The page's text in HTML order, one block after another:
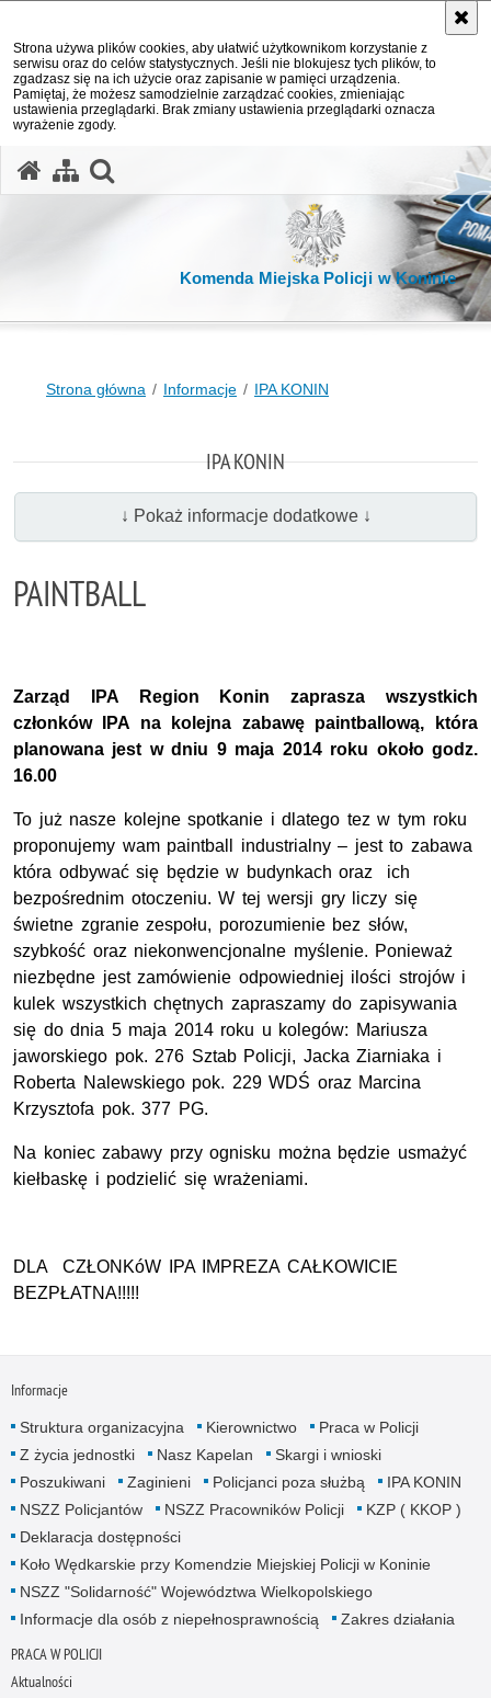
Strona używa plików cookies, aby ułatwić użytkownikom korzystanie z
serwisu oraz do celów statystycznych. Jeśli nie blokujesz tych plików, to
zgadzasz się na ich użycie oraz zapisanie w pamięci urządzenia.
Pamiętaj, że możesz samodzielnie zarządzać cookies, zmieniając
ustawienia przeglądarki. Brak zmiany ustawienia przeglądarki oznacza
wyrażenie zgody.
Komenda Miejska Policji w Koninie
Strona główna Informacje IPA KONIN
IPA KONIN
↓ Pokaż informacje dodatkowe ↓
PAINTBALL
Zarząd IPA Region Konin zaprasza wszystkich
członków IPA na kolejna zabawę paintballową, która
planowana jest w dniu 9 maja 2014 roku około godz.
16.00
To już nasze kolejne spotkanie i dlatego tez w tym roku
proponujemy wam paintball industrialny – jest to zabawa
która odbywać się będzie w budynkach oraz
ich
bezpośrednim otoczeniu. W tej wersji gry liczy się
świetne zgranie zespołu, porozumienie bez słów,
szybkość oraz niekonwencjonalne myślenie. Ponieważ
niezbędne jest zamówienie odpowiedniej ilości strojów i
kulek wszystkich chętnych zapraszamy do zapisywania
się do dnia 5 maja 2014 roku u kolegów: Mariusza
jaworskiego pok. 276 Sztab Policji, Jacka Ziarniaka i
Roberta Nalewskiego pok. 229 WDŚ oraz Marcina
Krzysztofa pok. 377 PG.
Na koniec zabawy przy ognisku można będzie usmażyć
kiełbaskę i podzielić się wrażeniami.
DLA
CZŁONKóW IPA IMPREZA CAŁKOWICIE
BEZPŁATNA!!!!!
Informacje
Struktura organizacyjna Kierownictwo
Praca w Policji
Z życia jednostki
Nasz Kapelan
Skargi i wnioski
Poszukiwani
Zaginieni Policjanci poza służbą
IPA KONIN
NSZZ Policjantów
NSZZ Pracowników Policji
KZP ( KKOP )
Deklaracja dostępności
Koło Wędkarskie przy Komendzie Miejskiej Policji w Koninie
NSZZ "Solidarność" Województwa Wielkopolskiego
Informacje dla osób z niepełnosprawnością
Zakres działania
PRACA W POLICJI
Aktualności